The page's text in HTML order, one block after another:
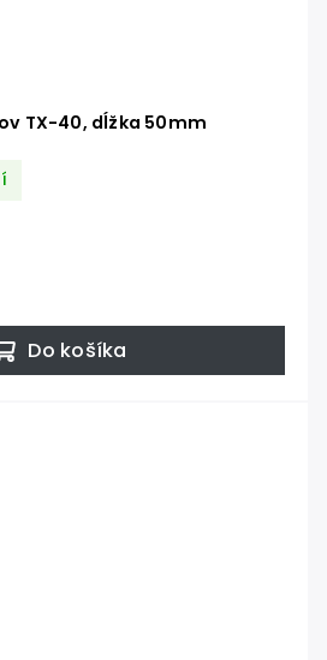
TX-40, dĺžka 50mm
Do košíka